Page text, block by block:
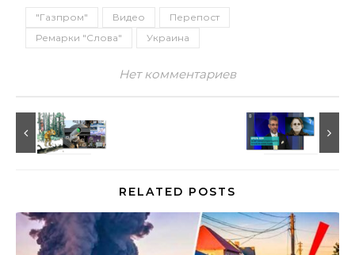
"Газпром" Видео
Перепост
Ремарки "Слова"
Украина
Нет комментариев
RELATED POSTS